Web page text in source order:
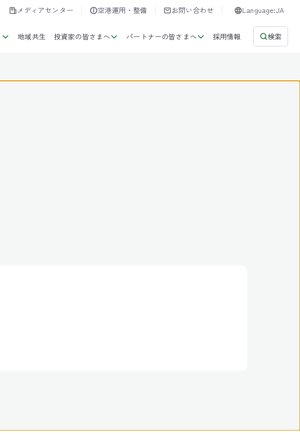
メディアセンター 空港運用・整備 お問い合わせ Language:JA
地域共生 投資家の皆さまへ パートナーの皆さまへ 採用情報 検索